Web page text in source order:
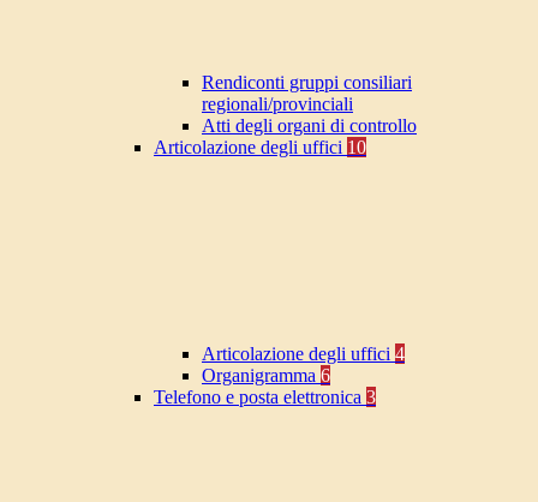
Rendiconti gruppi consiliari
regionali/provinciali
Atti degli organi di controllo
Articolazione degli uffici 10
Articolazione degli uffici 4
Organigramma 6
Telefono e posta elettronica 3